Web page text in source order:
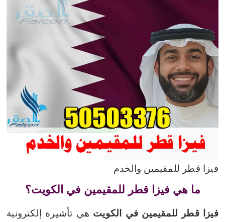
فيزا قطر للمقيمين والخدم
ما هي فيزا قطر للمقيمين في الكويت؟
فيزا قطر للمقيمين في الكويت هي تأشيرة إلكترونية